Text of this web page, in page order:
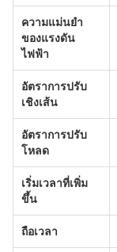
ความแม่นยำ
ของแรงดัน
ไฟฟ้า
อัตราการปรับ
เชิงเส้น
อัตราการปรับ
โหลด
เริ่มเวลาที่เพิ่ม
ขึ้น
ถือเวลา